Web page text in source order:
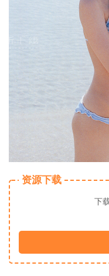
资源下载
下